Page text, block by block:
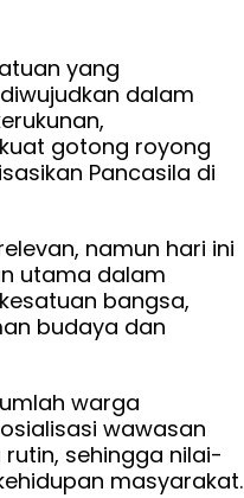
yang
dalam
gotong royong
Pancasila di
namun hari ini
utama dalam
bangsa,
budaya dan
warga
wawasan
sehingga nilai-
masyarakat.